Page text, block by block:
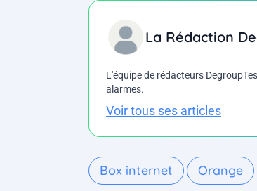
La Rédaction
L'équipe de rédacteurs
alarmes.
Voir tous ses articles
Box internet Orange